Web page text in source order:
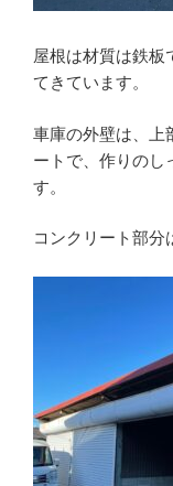
屋根は材質は鉄板
てきています。
車庫の外壁は、上
ートで、作りのし
す。
コンクリート部分